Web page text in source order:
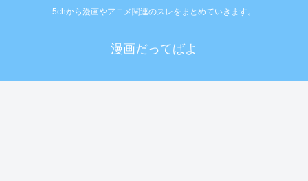
5chから漫画やアニメ関連のスレをまとめていきます。
漫画だってばよ